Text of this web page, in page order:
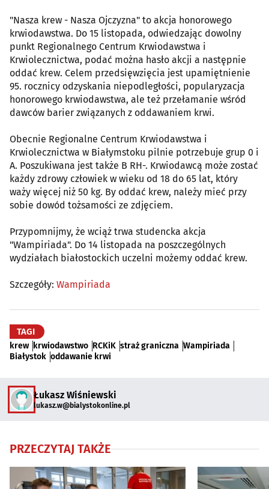
"Nasza krew - Nasza Ojczyzna" to akcja honorowego
krwiodawstwa. Do 15 listopada, odwiedzając dowolny
punkt Regionalnego Centrum Krwiodawstwa i
Krwiolecznictwa, podać można hasło akcji a następnie
oddać krew. Celem przedsięwzięcia jest upamiętnienie
95. rocznicy odzyskania niepodległości, popularyzacja
honorowego krwiodawstwa, ale też przełamanie wśród
dawców barier związanych z oddawaniem krwi.
Obecnie Regionalne Centrum Krwiodawstwa i
Krwiolecznictwa w Białymstoku pilnie potrzebuje grup 0 i
A. Poszukiwana jest także B RH-. Krwiodawcą może zostać
każdy zdrowy człowiek w wieku od 18 do 65 lat, który
waży więcej niż 50 kg. By oddać krew, należy mieć przy
sobie dowód tożsamości ze zdjęciem.
Przypomnijmy, że wciąż trwa studencka akcja
"Wampiriada". Do 14 listopada na poszczególnych
wydziałach białostockich uczelni możemy oddać krew.
Szczegóły: Wampiriada
TAGI
krew krwiodawstwo RCKiK straż graniczna Wampiriada
Białystok oddawanie krwi
Łukasz Wiśniewski
lukasz.w@bialystokonline.pl
PRZECZYTAJ TAKŻE